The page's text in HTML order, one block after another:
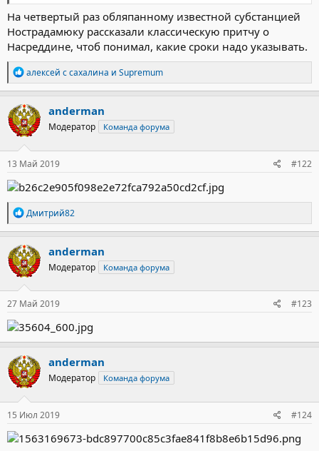
На четвертый раз обляпанному известной субстанцией
Нострадамюку рассказали классическую притчу о
Насреддине, чтоб понимал, какие сроки надо указывать.
Р
е
а
к
ц
и
и
:
алексей с сахалина и Supremum
anderman
Модератор Команда форума
13 Май 2019 #122
Р
е
а
к
ц
и
и
:
Дмитрий82
anderman
Модератор Команда форума
27 Май 2019 #123
anderman
Модератор Команда форума
15 Июл 2019 #124